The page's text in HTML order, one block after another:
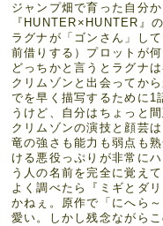
ジャンプ畑で育った自分
『HUNTER×HUNTER』
ラグナが「ゴンさん」し
前借りする）プロットが
どっちかと言うとラグナ
クリムゾンと出会ってか
でを早く描写するために1
うけど、自分はちょっと
クリムゾンの演技と顔芸
竜の強さも能力も弱点も
ける悪役っぷりが非常に
う人の名前を完全に覚え
よく調べたら『ミギとダ
かねぇ。原作で「にへら
愛い。しかし残念ながら